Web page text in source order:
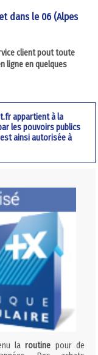
dans le 06 (Alpes
client pout toute
ligne en quelques
appartient à la
les pouvoirs publics
ainsi autorisée à
laroutine pour de